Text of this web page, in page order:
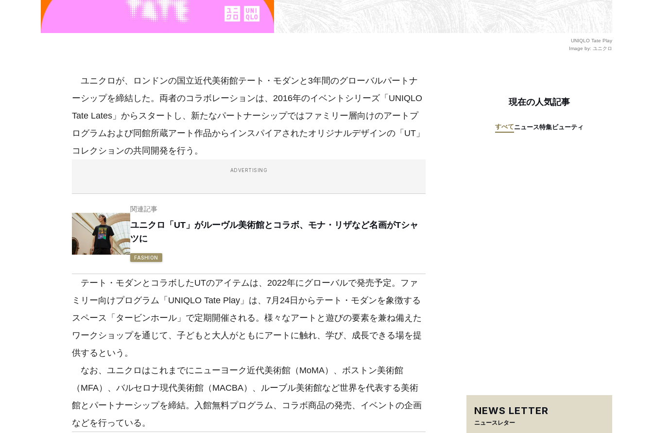
UNIQLO Tate Play
Image by: ユニクロ
ユニクロが、ロンドンの国立近代美術館テート・モダンと3年間のグローバルパートナ
ーシップを締結した。両者のコラボレーションは、2016年のイベントシリーズ「UNIQLO
Tate Lates」からスタートし、新たなパートナーシップではファミリー層向けのアートプ
ログラムおよび同館所蔵アート作品からインスパイアされたオリジナルデザインの「UT」
コレクションの共同開発を行う。
ADVERTISING
関連記事
ユニクロ「UT」がルーヴル美術館とコラボ、モナ・リザなど名画がTシャ
ツに
FASHION
テート・モダンとコラボしたUTのアイテムは、2022年にグローバルで発売予定。ファ
ミリー向けプログラム「UNIQLO Tate Play」は、7月24日からテート・モダンを象徴する
スペース「タービンホール」で定期開催される。様々なアートと遊びの要素を兼ね備えた
ワークショップを通じて、子どもと大人がともにアートに触れ、学び、成長できる場を提
供するという。
なお、ユニクロはこれまでにニューヨーク近代美術館（MoMA）、ボストン美術館
（MFA）、バルセロナ現代美術館（MACBA）、ルーブル美術館など世界を代表する美術
館とパートナーシップを締結。入館無料プログラム、コラボ商品の発売、イベントの企画
などを行っている。
現在の人気記事
すべてニュース特集ビューティ
NEWS LETTER
ニュースレター